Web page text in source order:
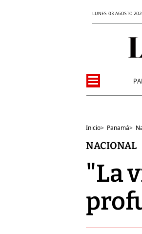
LUNES 03 AGOSTO
Inicio> Panamá>
NACIONAL
"La